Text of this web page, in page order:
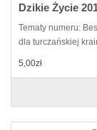
Dzikie Życie
Tematy numeru:
dla turczańskiej
5,00zł